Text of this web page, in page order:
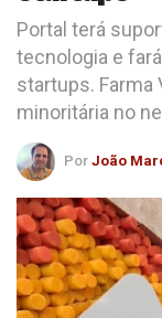
Portal terá
tecnologia e
startups. Farma
minoritária no
Por João